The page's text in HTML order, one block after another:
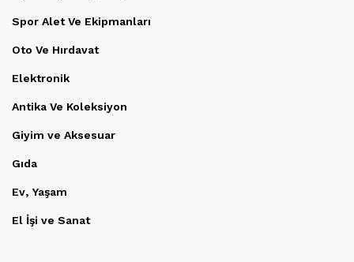
Spor Alet Ve Ekipmanları
Oto Ve Hırdavat
Elektronik
Antika Ve Koleksiyon
Giyim ve Aksesuar
Gıda
Ev, Yaşam
El İşi ve Sanat